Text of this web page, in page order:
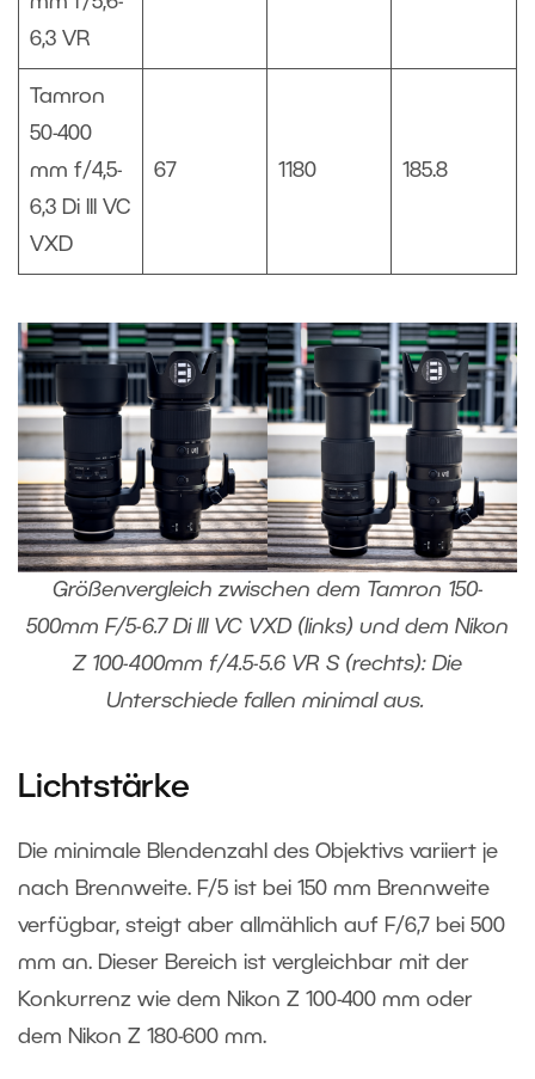
6,3 VR
Tamron
50-400
mm f/4,5-
6,3 Di III VC
VXD
67 1180 185.8
Größenvergleich zwischen dem Tamron 150-
500mm F/5-6.7 Di III VC VXD (links) und dem Nikon
Z 100-400mm f/4.5-5.6 VR S (rechts): Die
Unterschiede fallen minimal aus.
Lichtstärke
Die minimale Blendenzahl des Objektivs variiert je
nach Brennweite. F/5 ist bei 150 mm Brennweite
verfügbar, steigt aber allmählich auf F/6,7 bei 500
mm an. Dieser Bereich ist vergleichbar mit der
Konkurrenz wie dem Nikon Z 100-400 mm oder
dem Nikon Z 180-600 mm.